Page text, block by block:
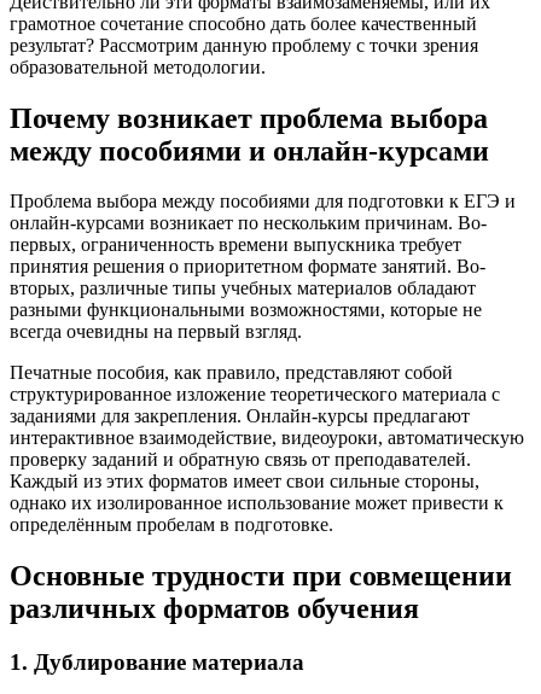
грамотное сочетание способно дать более качественный
результат? Рассмотрим данную проблему с точки зрения
образовательной методологии.
Почему возникает проблема выбора
между пособиями и онлайн-курсами
Проблема выбора между пособиями для подготовки к ЕГЭ и
онлайн-курсами возникает по нескольким причинам. Во-
первых, ограниченность времени выпускника требует
принятия решения о приоритетном формате занятий. Во-
вторых, различные типы учебных материалов обладают
разными функциональными возможностями, которые не
всегда очевидны на первый взгляд.
Печатные пособия, как правило, представляют собой
структурированное изложение теоретического материала с
заданиями для закрепления. Онлайн-курсы предлагают
интерактивное взаимодействие, видеоуроки, автоматическую
проверку заданий и обратную связь от преподавателей.
Каждый из этих форматов имеет свои сильные стороны,
однако их изолированное использование может привести к
определённым пробелам в подготовке.
Основные трудности при совмещении
различных форматов обучения
1. Дублирование материала